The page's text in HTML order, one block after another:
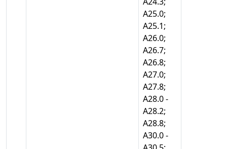
А25.0;
А25.1;
А26.0;
А26.7;
А26.8;
А27.0;
А27.8;
А28.0 -
А28.2;
А28.8;
А30.0 -